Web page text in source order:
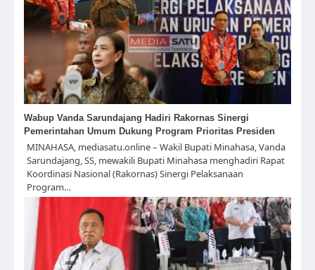
Wabup Vanda Sarundajang Hadiri Rakornas Sinergi
Pemerintahan Umum Dukung Program Prioritas Presiden
MINAHASA, mediasatu.online – Wakil Bupati Minahasa, Vanda
Sarundajang, SS, mewakili Bupati Minahasa menghadiri Rapat
Koordinasi Nasional (Rakornas) Sinergi Pelaksanaan
Program…